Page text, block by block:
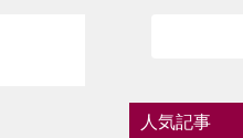
人気記事